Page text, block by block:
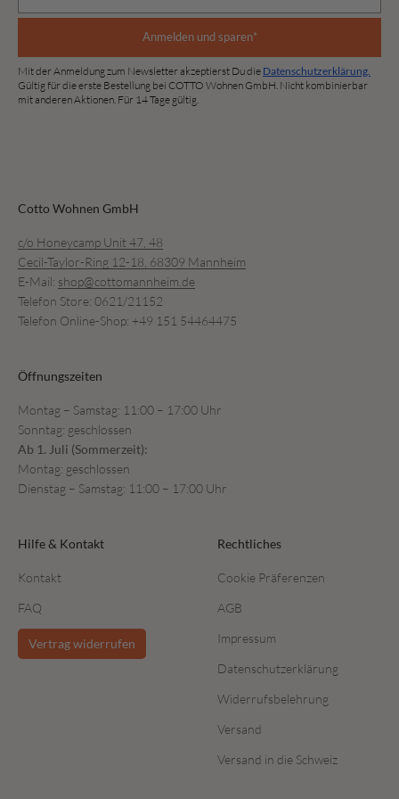
Anmelden und sparen*
Mit der Anmeldung zum Newsletter akzeptierst Du die Datenschutzerklärung.
Gültig für die erste Bestellung bei COTTO Wohnen GmbH. Nicht kombinierbar
mit anderen Aktionen. Für 14 Tage gültig.
Cotto Wohnen GmbH
c/o Honeycamp Unit 47, 48
Cecil-Taylor-Ring 12-18, 68309 Mannheim
E-Mail: shop@cottomannheim.de
Telefon Store: 0621/21152
Telefon Online-Shop: +49 151 54464475
Öffnungszeiten
Montag – Samstag: 11:00 – 17:00 Uhr
Sonntag: geschlossen
Ab 1. Juli (Sommerzeit):
Montag: geschlossen
Dienstag – Samstag: 11:00 – 17:00 Uhr
Hilfe & Kontakt
Kontakt
FAQ
Vertrag widerrufen
Rechtliches
Cookie Präferenzen
AGB
Impressum
Datenschutzerklärung
Widerrufsbelehrung
Versand
Versand in die Schweiz